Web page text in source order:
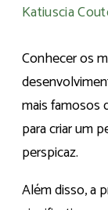
Katiuscia
Conhecer os
mais famosos
para criar um
perspicaz.
Além disso, a